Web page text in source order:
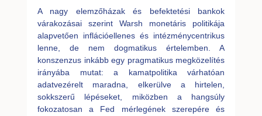
A nagy elemzőházak és befektetési bankok
várakozásai szerint Warsh monetáris politikája
alapvetően inflációellenes és intézménycentrikus
lenne, de nem dogmatikus értelemben. A
konszenzus inkább egy pragmatikus megközelítés
irányába mutat: a kamatpolitika várhatóan
adatvezérelt maradna, elkerülve a hirtelen,
sokkszerű lépéseket, miközben a hangsúly
fokozatosan a Fed mérlegének szerepére és